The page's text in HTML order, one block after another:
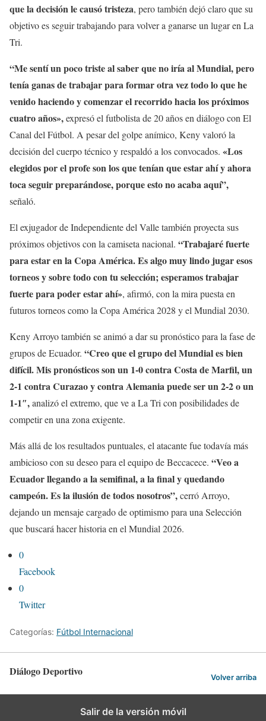
que la decisión le causó tristeza, pero también dejó claro que su
objetivo es seguir trabajando para volver a ganarse un lugar en La
Tri.
“Me sentí un poco triste al saber que no iría al Mundial, pero
tenía ganas de trabajar para formar otra vez todo lo que he
venido haciendo y comenzar el recorrido hacia los próximos
cuatro años»,expresó el futbolista de 20 años en diálogo con El
Canal del Fútbol. A pesar del golpe anímico, Keny valoró la
decisión del cuerpo técnico y respaldó a los convocados. «Los
elegidos por el profe son los que tenían que estar ahí y ahora
toca seguir preparándose, porque esto no acaba aquí”,
señaló.
El exjugador de Independiente del Valle también proyecta sus
próximos objetivos con la camiseta nacional. “Trabajaré fuerte
para estar en la Copa América. Es algo muy lindo jugar esos
torneos y sobre todo con tu selección; esperamos trabajar
fuerte para poder estar ahí», afirmó, con la mira puesta en
futuros torneos como la Copa América 2028 y el Mundial 2030.
Keny Arroyo también se animó a dar su pronóstico para la fase de
grupos de Ecuador. “Creo que el grupo del Mundial es bien
difícil. Mis pronósticos son un 1-0 contra Costa de Marfil, un
2-1 contra Curazao y contra Alemania puede ser un 2-2 o un
1-1″,analizó el extremo, que ve a La Tri con posibilidades de
competir en una zona exigente.
Más allá de los resultados puntuales, el atacante fue todavía más
ambicioso con su deseo para el equipo de Beccacece. “Veo a
Ecuador llegando a la semifinal, a la final y quedando
campeón. Es la ilusión de todos nosotros”,cerró Arroyo,
dejando un mensaje cargado de optimismo para una Selección
que buscará hacer historia en el Mundial 2026.
0
Facebook
0
Twitter
Categorías: Fútbol Internacional
Diálogo Deportivo Volver arriba
Salir de la versión móvil